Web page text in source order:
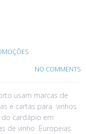
NO COMMENTS
usam marcas de
e cartas para vinhos
cardápio em
de vinho Europeias